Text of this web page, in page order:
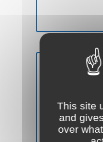
Vous n'êtes pas
remboursons
This site
and
over